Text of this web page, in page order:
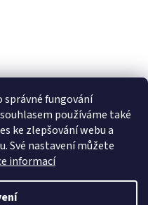
správné fungování
používáme také
ke zlepšování webu a
Své nastavení můžete
informací